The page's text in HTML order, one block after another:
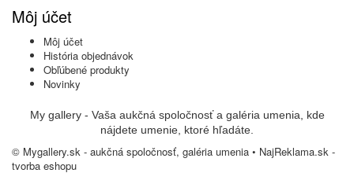
Môj účet
Môj účet
História objednávok
Obľúbené produkty
Novinky
My gallery - Vaša aukčná spoločnosť a galéria umenia, kde
nájdete umenie, ktoré hľadáte.
© Mygallery.sk - aukčná spoločnosť, galéria umenia • NajReklama.sk -
tvorba eshopu